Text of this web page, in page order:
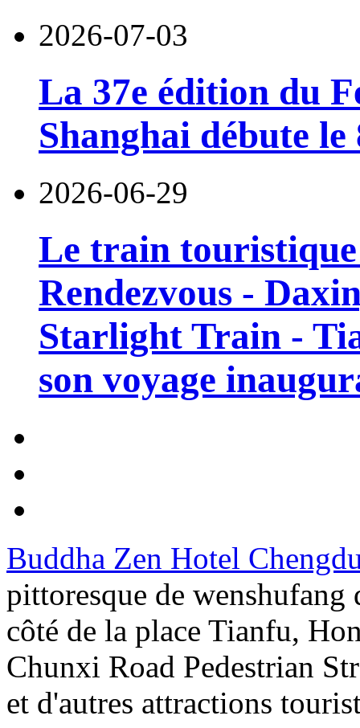
2026-07-03
La 37e édition du
Shanghai débute
2026-06-29
Le train
Rendezvous -
Starlight Train -
son voyage
Buddha Zen Hotel
pittoresque de
côté de la place Tianfu,
Chunxi Road Pedestrian
et d'autres attractions